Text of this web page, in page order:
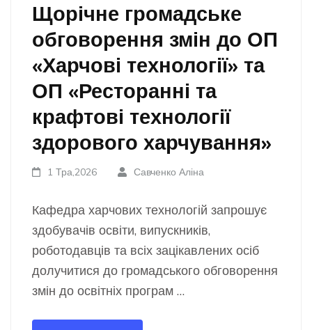
Щорічне громадське
обговорення змін до ОП
«Харчові технології» та
ОП «Ресторанні та
крафтові технології
здорового харчування»
1 Тра,2026 Савченко Аліна
Кафедра харчових технологій запрошує
здобувачів освіти, випускників,
роботодавців та всіх зацікавлених осіб
долучитися до громадського обговорення
змін до освітніх програм …